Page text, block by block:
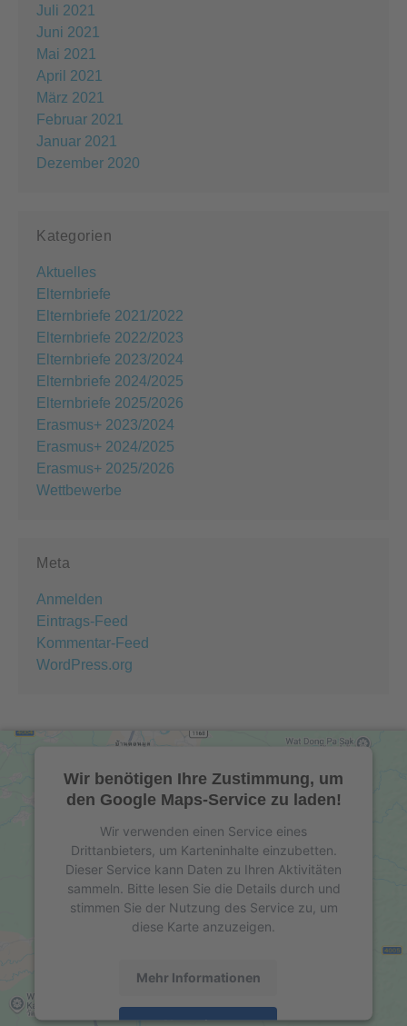
Juli 2021
Juni 2021
Mai 2021
April 2021
März 2021
Februar 2021
Januar 2021
Dezember 2020
Kategorien
Aktuelles
Elternbriefe
Elternbriefe 2021/2022
Elternbriefe 2022/2023
Elternbriefe 2023/2024
Elternbriefe 2024/2025
Elternbriefe 2025/2026
Erasmus+ 2023/2024
Erasmus+ 2024/2025
Erasmus+ 2025/2026
Wettbewerbe
Meta
Anmelden
Eintrags-Feed
Kommentar-Feed
WordPress.org
Wir benötigen Ihre Zustimmung, um
den Google Maps-Service zu laden!
Wir verwenden einen Service eines
Drittanbieters, um Karteninhalte einzubetten.
Dieser Service kann Daten zu Ihren Aktivitäten
sammeln. Bitte lesen Sie die Details durch und
stimmen Sie der Nutzung des Service zu, um
diese Karte anzuzeigen.
Mehr Informationen